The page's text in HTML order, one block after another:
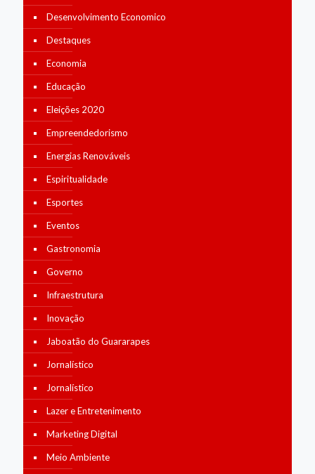
Desenvolvimento Economico
Destaques
Economia
Educação
Eleições 2020
Empreendedorismo
Energias Renováveis
Espiritualidade
Esportes
Eventos
Gastronomia
Governo
Infraestrutura
Inovação
Jaboatão do Guararapes
Jornalístico
Jornalístico
Lazer e Entretenimento
Marketing Digital
Meio Ambiente